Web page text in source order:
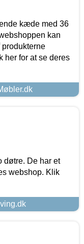
kæde med 36
kan
produkterne
her for at se deres
døtre. De har et
webshop. Klik